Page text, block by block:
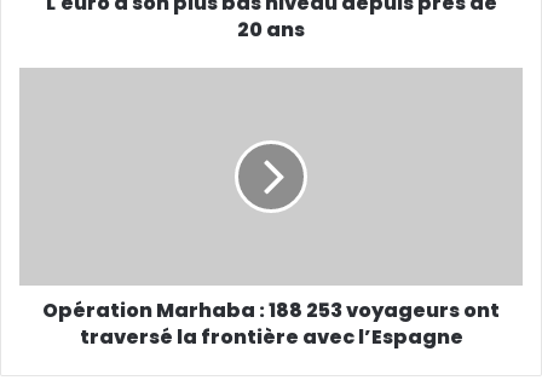
20 ans
Opération Marhaba : 188 253 voyageurs ont
traversé la frontière avec l’Espagne